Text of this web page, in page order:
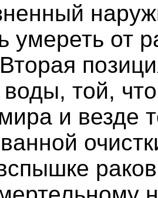
умереть от
той,
и везде